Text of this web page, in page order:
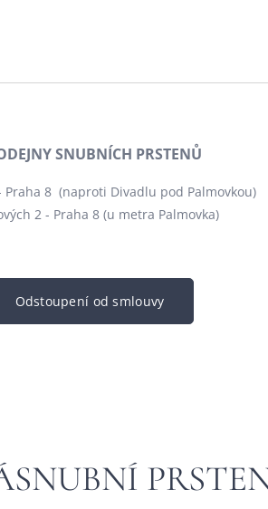
SNUBNÍCH PRSTENŮ
Praha 8 (naproti Divadlu pod Palmovkou)
2 - Praha 8 (u metra Palmovka)
Odstoupení od smlouvy